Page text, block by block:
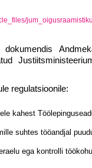
regulatsioonile:
kahest
suhtes tööandjal
ega kontrolli